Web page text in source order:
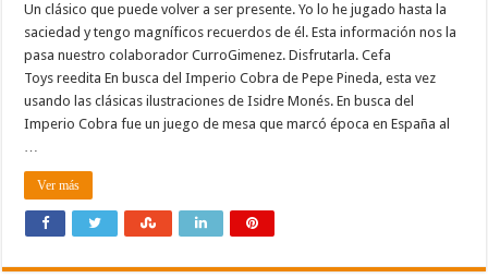
Un clásico que puede volver a ser presente. Yo lo he jugado hasta la
saciedad y tengo magníficos recuerdos de él. Esta información nos la
pasa nuestro colaborador CurroGimenez. Disfrutarla. Cefa
Toys reedita En busca del Imperio Cobra de Pepe Pineda, esta vez
usando las clásicas ilustraciones de Isidre Monés. En busca del
Imperio Cobra fue un juego de mesa que marcó época en España al
…
Ver más